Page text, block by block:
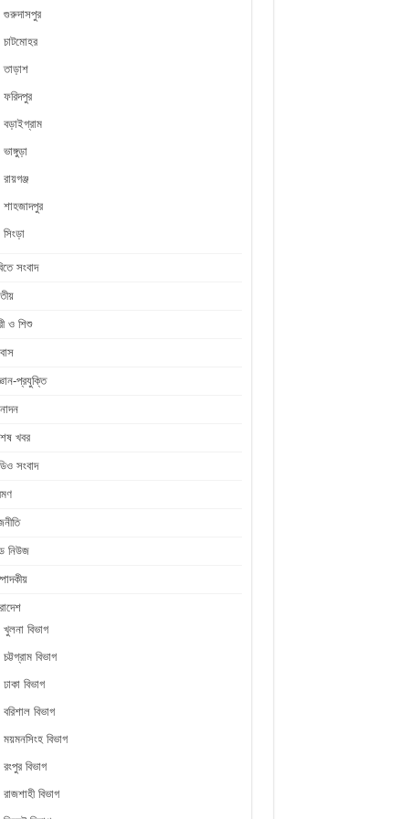
গুরুদাসপুর
চাটমোহর
তাড়াশ
ফরিদপুর
বড়াইগ্রাম
ভাঙ্গুড়া
রায়গঞ্জ
শাহজাদপুর
সিংড়া
সংবাদ
ও শিশু
প্রযুক্তি
খবর
সংবাদ
নিউজ
খুলনা বিভাগ
চট্টগ্রাম বিভাগ
ঢাকা বিভাগ
বরিশাল বিভাগ
ময়মনসিংহ বিভাগ
রংপুর বিভাগ
রাজশাহী বিভাগ